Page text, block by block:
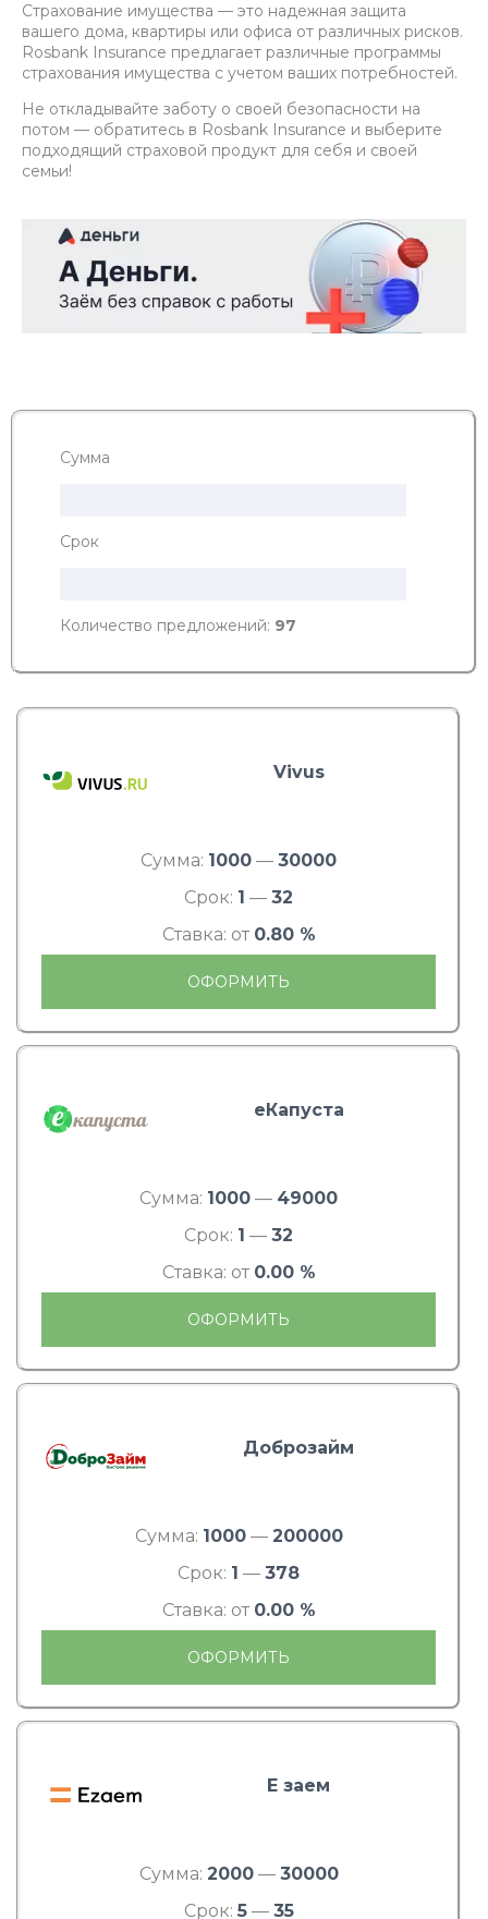
Страхование имущества — это надежная защита
вашего дома, квартиры или офиса от различных рисков.
Rosbank Insurance предлагает различные программы
страхования имущества с учетом ваших потребностей.
Не откладывайте заботу о своей безопасности на
потом — обратитесь в Rosbank Insurance и выберите
подходящий страховой продукт для себя и своей
семьи!
Сумма
Срок
Количество предложений: 97
Vivus
Сумма: 1000 — 30000
Срок: 1 — 32
Ставка: от 0.80 %
ОФОРМИТЬ
еКапуста
Сумма: 1000 — 49000
Срок: 1 — 32
Ставка: от 0.00 %
ОФОРМИТЬ
Доброзайм
Сумма: 1000— 200000
Срок: 1 — 378
Ставка: от 0.00 %
ОФОРМИТЬ
Е заем
Сумма: 2000— 30000
Срок: 5— 35